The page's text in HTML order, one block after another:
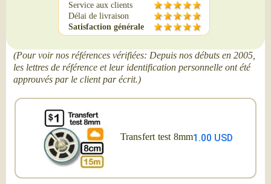
Service aux clients
Délai de livraison
Satisfaction générale
(Pour voir nos références vérifiées: Depuis nos débuts en 2005,
les lettres de référence et leur identification personnelle ont été
approuvés par le client par écrit.)
Transfert test 8mm1.00 USD